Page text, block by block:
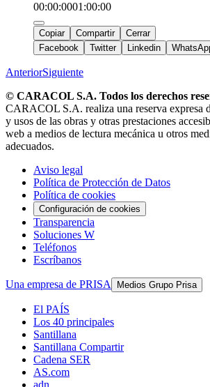
00:00:0001:00:00
Copiar Compartir
Cerrar
Facebook
Twitter Linkedin
AnteriorSiguiente
© CARACOL S.A. Todos los derechos
CARACOL S.A. realiza una reserva expresa
y usos de las obras y otras prestaciones
web a medios de lectura mecánica u otros
adecuados.
Aviso legal
Política de Protección de Datos
Política de cookies
Configuración de cookies
Transparencia
Soluciones W
Teléfonos
Escríbanos
Una empresa de PRISA Medios Grupo Prisa
El PAÍS
Los 40 principales
Santillana
Santillana Compartir
Cadena SER
AS.com